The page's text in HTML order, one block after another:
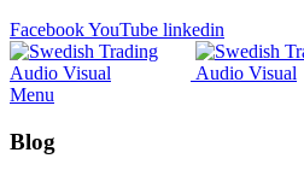
FacebookYouTube linkedin
Menu
Blog